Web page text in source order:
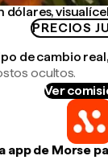
dólares,
PRECIOS
de cambio
ocultos.
Ver
app de Morse